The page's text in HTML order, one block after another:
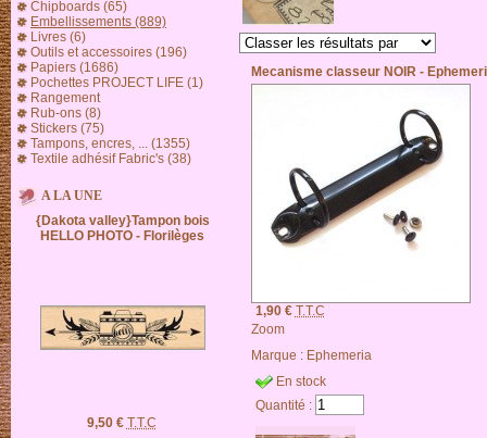
Chipboards (65)
Embellissements (889)
Livres (6)
Outils et accessoires (196)
Papiers (1686)
Pochettes PROJECT LIFE (1)
Rangement
Rub-ons (8)
Stickers (75)
Tampons, encres, ... (1355)
Textile adhésif Fabric's (38)
A LA UNE
{Dakota valley}Tampon bois
HELLO PHOTO - Florilèges
9,50 € T.T.C
Mecanisme classeur NOIR -
1,90 € T.T.C
Zoom
Marque : Ephemeria
En stock
Quantité :